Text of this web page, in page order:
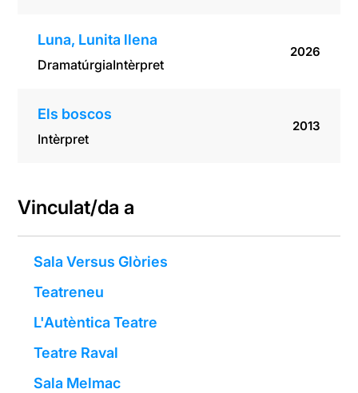
Luna, Lunita llena
DramatúrgiaIntèrpret
2026
Els boscos
Intèrpret
2013
Vinculat/da a
Sala Versus Glòries
Teatreneu
L'Autèntica Teatre
Teatre Raval
Sala Melmac